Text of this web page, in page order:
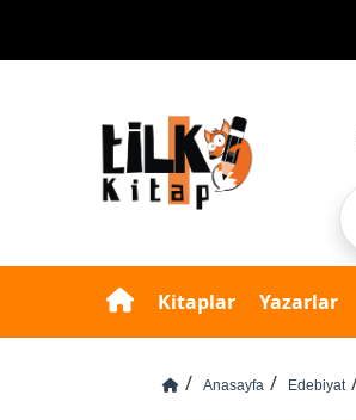
Kitaplar Yazarlar
Anasayfa Edebiyat